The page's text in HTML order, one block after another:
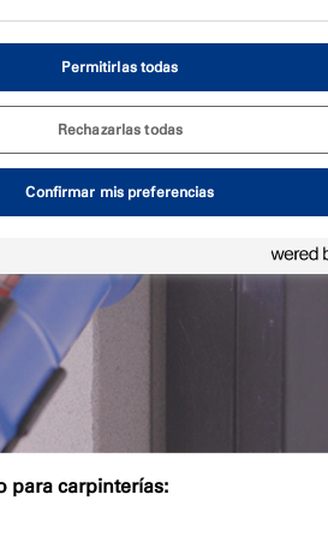
para carpinterías:
Permitirlas todas
Rechazarlas todas
Confirmar mis preferencias